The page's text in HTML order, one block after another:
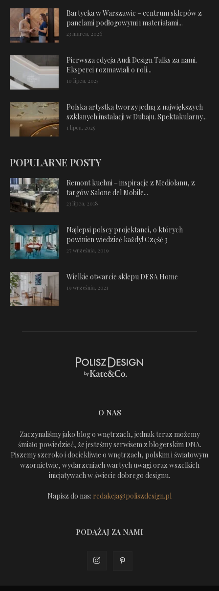
Bartycka w Warszawie – centrum sklepów z
panelami podłogowymi i materiałami...
23 marca, 2026
Pierwsza edycja Audi Design Talks za nami.
Eksperci rozmawiali o roli...
10 lipca, 2025
Polska artystka tworzy jedną z największych
szklanych instalacji w Dubaju. Spektakularny...
1 lipca, 2025
POPULARNE POSTY
Remont kuchni – inspiracje z Mediolanu, z
targów Salone del Mobile...
23 lipca, 2018
Najlepsi polscy projektanci, o których
powinien wiedzieć każdy! Część 3
27 września, 2019
Wielkie otwarcie sklepu DESA Home
19 września, 2021
O NAS
Zaczynaliśmy jako blog o wnętrzach, jednak teraz możemy
śmiało powiedzieć, że jesteśmy serwisem z blogerskim DNA.
Piszemy szeroko i dociekliwie o wnętrzach, polskim i światowym
wzornictwie, wydarzeniach wartych uwagi oraz wszelkich
inicjatywach w świecie dobrego designu.
Napisz do nas: redakcja@poliszdesign.pl
PODĄŻAJ ZA NAMI